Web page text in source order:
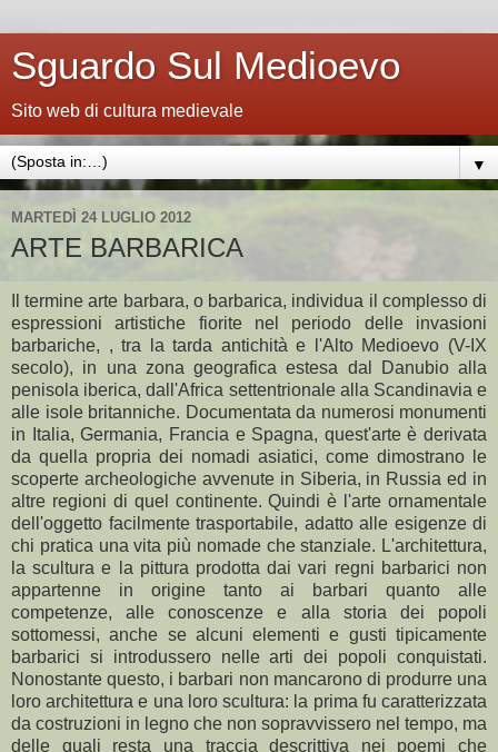
Sguardo Sul Medioevo
Sito web di cultura medievale
▼
MARTEDÌ 24 LUGLIO 2012
ARTE BARBARICA
Il termine arte barbara, o barbarica, individua il complesso di
espressioni artistiche fiorite nel periodo delle invasioni
barbariche, , tra la tarda antichità e l'Alto Medioevo (V-IX
secolo), in una zona geografica estesa dal Danubio alla
penisola iberica, dall'Africa settentrionale alla Scandinavia e
alle isole britanniche. Documentata da numerosi monumenti
in Italia, Germania, Francia e Spagna, quest'arte è derivata
da quella propria dei nomadi asiatici, come dimostrano le
scoperte archeologiche avvenute in Siberia, in Russia ed in
altre regioni di quel continente. Quindi è l'arte ornamentale
dell'oggetto facilmente trasportabile, adatto alle esigenze di
chi pratica una vita più nomade che stanziale. L'architettura,
la scultura e la pittura prodotta dai vari regni barbarici non
appartenne in origine tanto ai barbari quanto alle
competenze, alle conoscenze e alla storia dei popoli
sottomessi, anche se alcuni elementi e gusti tipicamente
barbarici si introdussero nelle arti dei popoli conquistati.
Nonostante questo, i barbari non mancarono di produrre una
loro architettura e una loro scultura: la prima fu caratterizzata
da costruzioni in legno che non sopravvissero nel tempo, ma
delle quali resta una traccia descrittiva nei poemi che